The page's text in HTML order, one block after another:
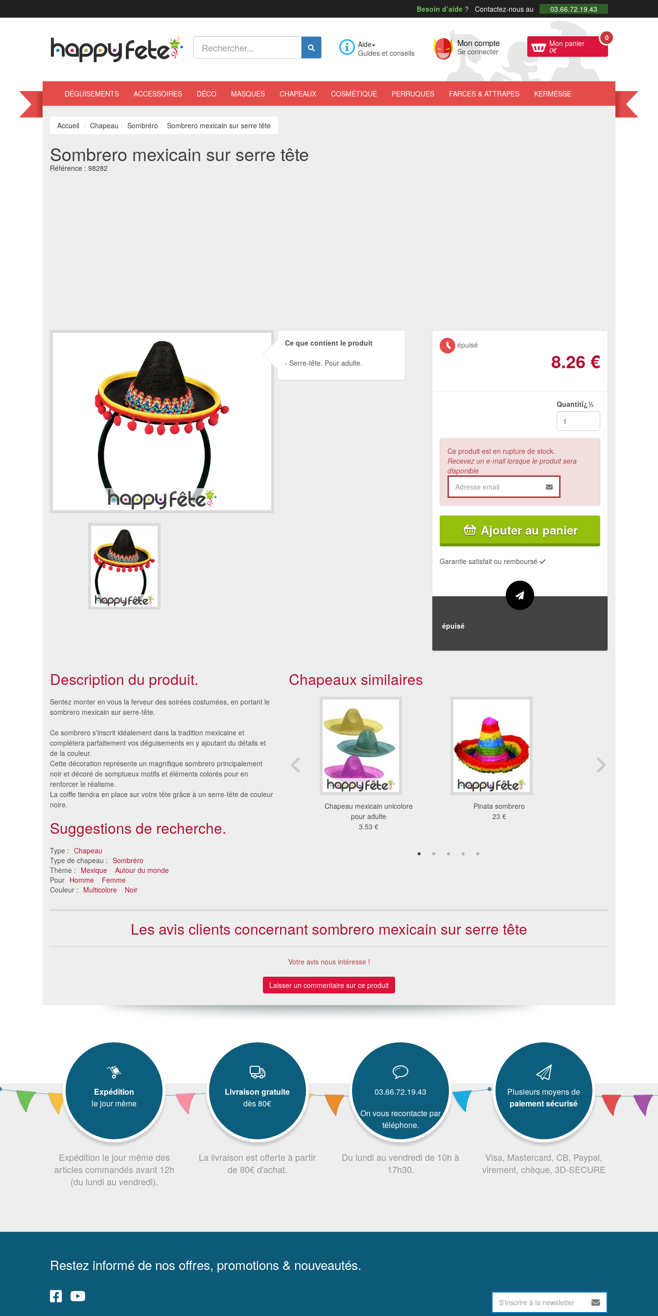
Besoin d’aide ? Contactez-nous au 03.66.72.19.43
Aide
Guides et conseils
Mon compte
Se connecter
Mon panier
0€
0
DÉGUISEMENTS ACCESSOIRES DÉCO MASQUES CHAPEAUX COSMÉTIQUE PERRUQUES FARCES & ATTRAPES KERMESSE
Accueil Chapeau Sombréro Sombrero mexicain sur serre tête
Sombrero mexicain sur serre tête
Référence : 98282
Ce que contient le produit
Serre-tête. Pour adulte.
épuisé
8.26 €
Quantitï¿½
Ce produit est en rupture de stock.
Recevez un e-mail lorsque le produit sera
disponible
Ajouter au panier
Garantie satisfait ou remboursé
épuisé
Description du produit.
Sentez monter en vous la ferveur des soirées costumées, en portant le
sombrero mexicain sur serre-tête.
Ce sombrero s'inscrit idéalement dans la tradition mexicaine et
complétera parfaitement vos déguisements en y ajoutant du détails et
de la couleur.
Cette décoration représente un magnifique sombrero principalement
noir et décoré de somptueux motifs et éléments colorés pour en
renforcer le réalisme.
La coiffe tiendra en place sur votre tête grâce à un serre-tête de couleur
noire.
Suggestions de recherche.
Type : Chapeau
Type de chapeau : Sombréro
Thème : Mexique
Autour du monde
Pour Homme
Femme
Couleur : Multicolore Noir
Chapeaux similaires
Sombréro mexicain en paille
3.95 €
Chapeau mexicain unicolore
pour adulte
3.53 €
Pinata sombrero
23 €
Les avis clients concernant sombrero mexicain sur serre tête
Votre avis nous intéresse !
Laisser un commentaire sur ce produit
Expédition
le jour même
Expédition le jour même des
articles commandés avant 12h
(du lundi au vendredi).
Livraison gratuite
dès 80€
La livraison est offerte à partir
de 80€ d'achat.
03.66.72.19.43
On vous recontacte par
téléphone.
Du lundi au vendredi de 10h à
17h30.
Plusieurs moyens de
paiement sécurisé
Visa, Mastercard, CB, Paypal,
virement, chèque, 3D-SECURE
Restez informé de nos offres, promotions & nouveautés.